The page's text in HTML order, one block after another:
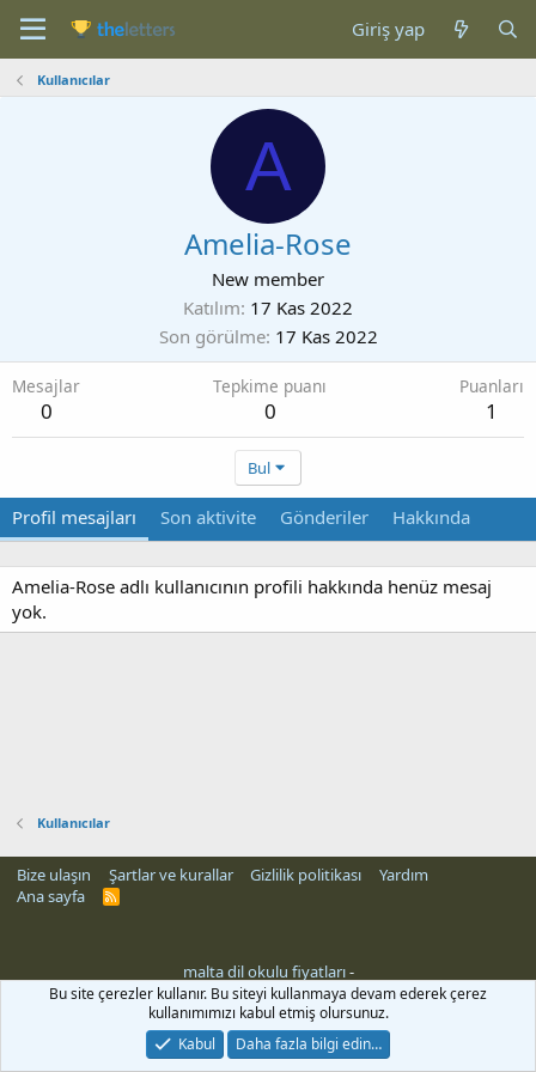
Giriş yap
Kullanıcılar
A
Amelia-Rose
New member
Katılım 17 Kas 2022
Son görülme 17 Kas 2022
Mesajlar
0
Tepkime puanı
0
Puanları
1
Bul
Profil mesajları Son aktivite Gönderiler Hakkında
Amelia-Rose adlı kullanıcının profili hakkında henüz mesaj
yok.
Kullanıcılar
Bize ulaşın Şartlar ve kurallar Gizlilik politikası
Yardım
Ana sayfa
R
malta dil okulu fiyatları-
Bu site çerezler kullanır. Bu siteyi kullanmaya devam ederek çerez
kullanımımızı kabul etmiş olursunuz.
Kabul
Daha fazla bilgi edin…